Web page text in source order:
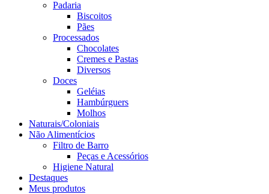
Padaria
Biscoitos
Pães
Processados
Chocolates
Cremes e Pastas
Diversos
Doces
Geléias
Hambúrguers
Molhos
Naturais/Coloniais
Não Alimentícios
Filtro de Barro
Peças e Acessórios
Higiene Natural
Destaques
Meus produtos